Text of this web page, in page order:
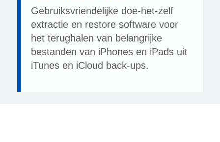
Gebruiksvriendelijke doe-het-zelf
extractie en restore software voor
het terughalen van belangrijke
bestanden van iPhones en iPads uit
iTunes en iCloud back-ups.